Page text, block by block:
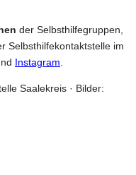
der Selbsthilfegruppen,
Selbsthilfekontaktstelle im
Instagram
Saalekreis · Bilder: